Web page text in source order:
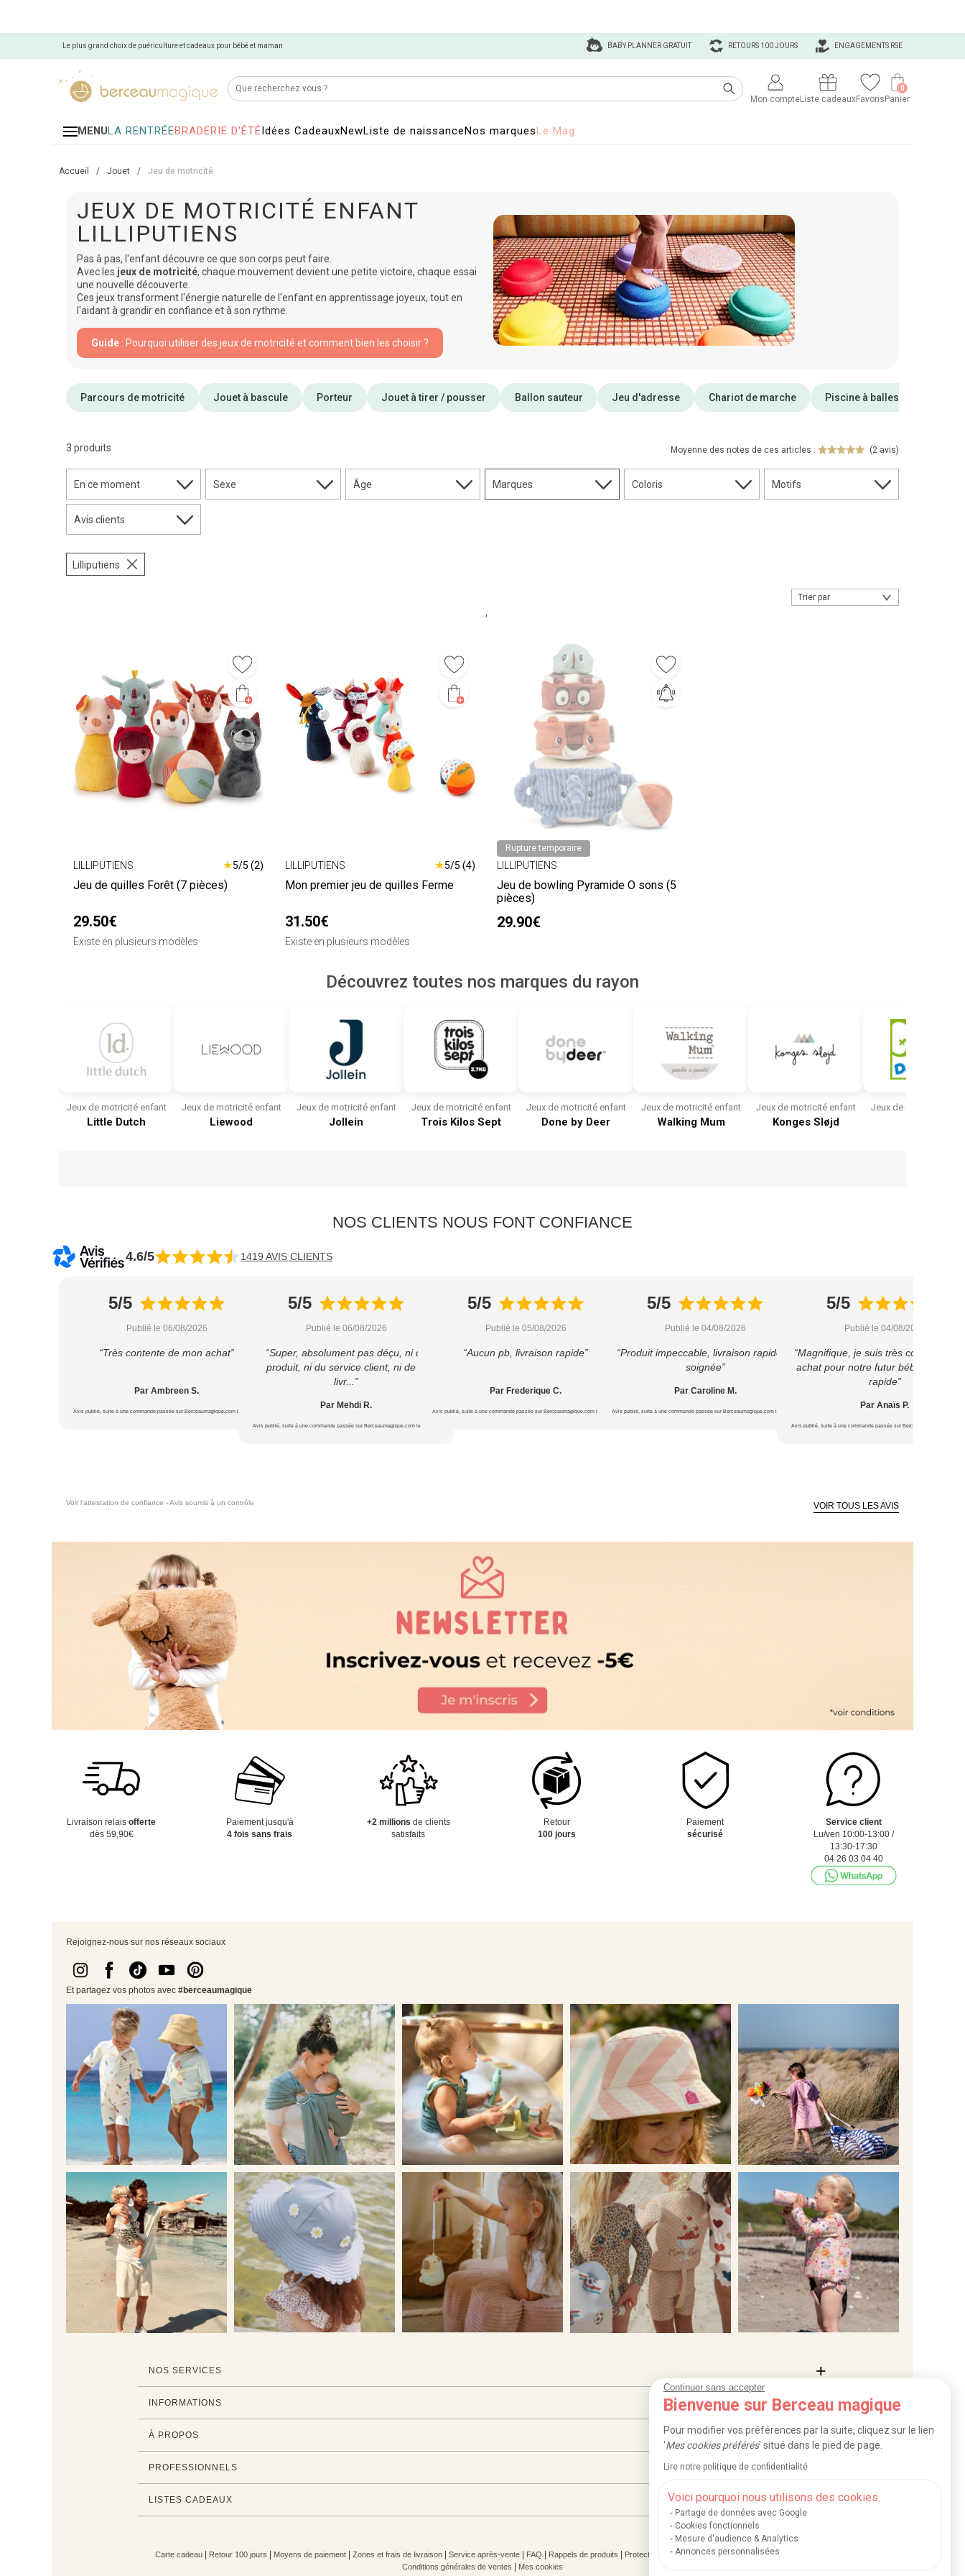
Continuer sans accepter
Bienvenue sur Berceau magique
Pour modifier vos préférences par la suite, cliquez sur le lien
'Mes cookies préférés' situé dans le pied de page.
Lire notre politique de confidentialité
Voici pourquoi nous utilisons des cookies.
Partage de données avec Google
Cookies fonctionnels
Mesure d'audience & Analytics
Annonces personnalisées
Le plus grand choix de puériculture et cadeaux pour bébé et maman ENGAGEMENTS RSE
RETOURS 100 JOURS
BABY PLANNER GRATUIT
Mon compteListe cadeauxFavorisPanier
0
MENULA RENTRÉEBRADERIE D'ÉTÉIdées CadeauxNewListe de naissanceNos marquesLe Mag
Accueil / Jouet / Jeu de motricité
JEUX DE MOTRICITÉ ENFANT
LILLIPUTIENS
Pas à pas, l'enfant découvre ce que son corps peut faire.
Avec les jeux de motricité, chaque mouvement devient une petite victoire, chaque essai
une nouvelle découverte.
Ces jeux transforment l'énergie naturelle de l'enfant en apprentissage joyeux, tout en
l'aidant à grandir en confiance et à son rythme.
Guide : Pourquoi utiliser des jeux de motricité et comment bien les choisir ?
Parcours de motricité Jouet à bascule Porteur Jouet à tirer / pousser Ballon sauteur Jeu d'adresse Chariot de marche Piscine à balles
3 produits Moyenne des notes de ces articles : (2 avis)
En ce moment Sexe Âge Marques Coloris Motifs
Avis clients
Lilliputiens
Trier par
'
LILLIPUTIENS ★5/5 (2)
Jeu de quilles Forêt (7 pièces)
29.50€
Existe en plusieurs modèles
LILLIPUTIENS ★5/5 (4)
Mon premier jeu de quilles Ferme
31.50€
Existe en plusieurs modèles
Rupture temporaire
LILLIPUTIENS
Jeu de bowling Pyramide O sons (5
pièces)
29.90€
Découvrez toutes nos marques du rayon
Jeux de motricité enfant
Little Dutch
Jeux de motricité enfant
Liewood
Jeux de motricité enfant
Jollein
Jeux de motricité enfant
Trois Kilos Sept
Jeux de motricité enfant
Done by Deer
Jeux de motricité enfant
Walking Mum
Jeux de motricité enfant
Konges Sløjd
Jeux de motricité
NOS CLIENTS NOUS FONT CONFIANCE
4.6/5 1419 AVIS CLIENTS
5/5
Publié le 06/08/2026
“Très contente de mon achat”
Par Ambreen S.
Avis publié, suite à une commande passée sur Berceaumagique.com le 18/07/2026
5/5
Publié le 06/08/2026
“Super, absolument pas déçu, ni du
produit, ni du service client, ni de la
livr...”
Par Mehdi R.
Avis publié, suite à une commande passée sur Berceaumagique.com le 24/07/2026
5/5
Publié le 05/08/2026
“Aucun pb, livraison rapide”
Par Frederique C.
Avis publié, suite à une commande passée sur Berceaumagique.com le 20/07/2026
5/5
Publié le 04/08/2026
“Produit impeccable, livraison rapide et
soignée”
Par Caroline M.
Avis publié, suite à une commande passée sur Berceaumagique.com le 22/07/2026
5/5
Publié le 04/08/2026
“Magnifique, je suis très contente de
achat pour notre futur bébé ?
rapide”
Par Anaïs P.
Avis publié, suite à une commande passée sur Berceaumagique.com le
Voir l'attestation de confiance - Avis soumis à un contrôle VOIR TOUS LES AVIS
Livraison relaisofferte
dès 59,90€
Paiement jusqu'à
4 fois sans frais
+2 millions de clients
satisfaits
Retour
100 jours
Paiement
sécurisé
Service client
Lu/ven 10:00-13:00 /
13:30-17:30
04 26 03 04 40
Rejoignez-nous sur nos réseaux sociaux
Et partagez vos photos avec #berceaumagique
NOS SERVICES
INFORMATIONS
À PROPOS
PROFESSIONNELS
LISTES CADEAUX
Carte cadeau| Retour 100 jours Moyens de paiement| Zones et frais de livraison| Service après-vente| FAQ Rappels de produits Protection des données|Mentions légales et crédits
Conditions générales de ventes Mes cookies